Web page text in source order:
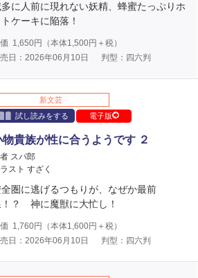
に人前に現れない妖精、蜂蜜たっぷりホ
トケーキに陥落！
1,650円（本体1,500円＋税）
日：2026年06月10日
判型：四六判
新文芸
試し読みをする
電子版
物貴族が性に合うようです ２
スパ郎
スト すざく
圏に逃げるつもりが、なぜか最前
？ 神に魔獣に大忙し！
1,760円（本体1,600円＋税）
日：2026年06月10日
判型：四六判